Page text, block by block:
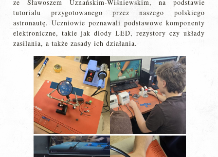
ze Sławoszem Uznańskim-Wiśniewskim, na podstawie
tutorialu przygotowanego przez naszego polskiego
astronautę. Uczniowie poznawali podstawowe komponenty
elektroniczne, takie jak diody LED, rezystory czy układy
zasilania, a także zasady ich działania.